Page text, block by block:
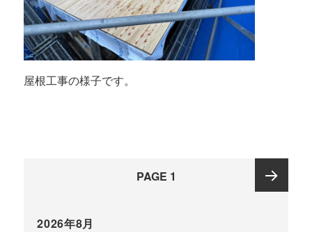
屋根工事の様子です。
PAGE 1
2026年8月